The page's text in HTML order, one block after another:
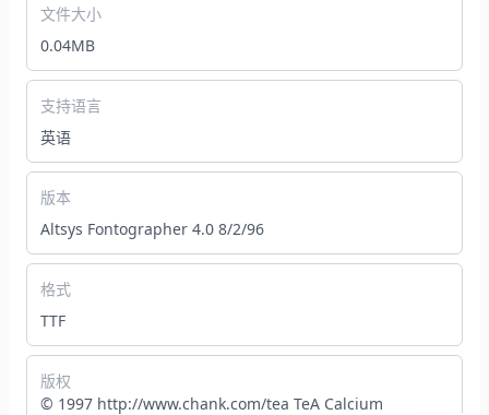
文件大小
0.04MB
支持语言
英语
版本
Altsys Fontographer 4.0 8/2/96
格式
TTF
版权
© 1997 http://www.chank.com/tea TeA Calcium